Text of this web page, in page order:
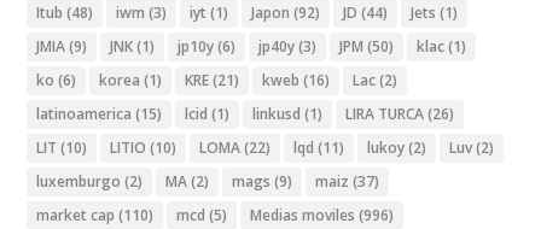
Itub (48) iwm (3) iyt (1) Japon (92) JD (44) Jets (1)
JMIA(9) JNK(1) jp10y(6) jp40y(3) JPM (50) klac(1)
ko (6) korea (1) KRE(21) kweb (16) Lac(2)
latinoamerica (15) lcid (1) linkusd (1) LIRA TURCA(26)
LIT (10) LITIO (10) LOMA(22) lqd (11) lukoy(2) Luv(2)
luxemburgo (2) MA(2) mags (9) maiz (37)
market cap (110) mcd (5) Medias moviles (996)